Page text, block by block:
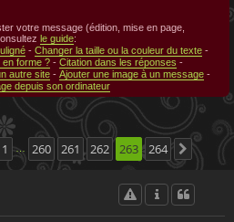
votre message (édition, mise en page,
le guide:
- Changer la taille ou la couleur du texte -
en forme ? - Citation dans les réponses -
autre site - Ajouter une image à un message -
depuis son ordinateur
sur264
1 … 260 261 262 263 264